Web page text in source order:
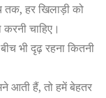
तक, हर खिलाड़ी को
चाहिए।
भी दृढ़ रहना कितनी
आती हैं, तो हमें बेहतर